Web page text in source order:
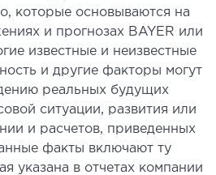
которые основываются на
и прогнозах BAYER или
известные и неизвестные
и другие факторы могут
реальных будущих
ситуации, развития или
и расчетов, приведенных
факты включают ту
указана в отчетах компании